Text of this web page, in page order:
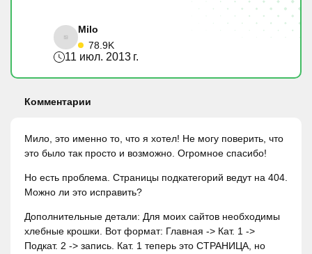
Milo
78.9K
11 июл. 2013 г.
Комментарии
Мило, это именно то, что я хотел! Не могу поверить, что
это было так просто и возможно. Огромное спасибо!
Но есть проблема. Страницы подкатегорий ведут на 404.
Можно ли это исправить?
Дополнительные детали: Для моих сайтов необходимы
хлебные крошки. Вот формат: Главная -> Кат. 1 ->
Подкат. 2 -> запись. Кат. 1 теперь это СТРАНИЦА, но